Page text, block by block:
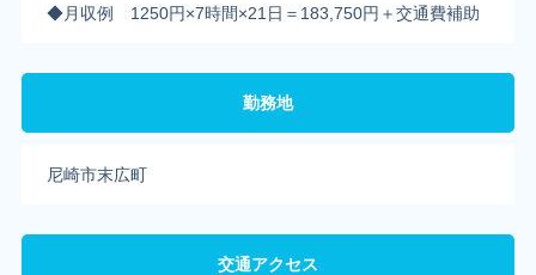
◆月収例 1250円×7時間×21日＝183,750円＋交通費補助
勤務地
尼崎市末広町
交通アクセス